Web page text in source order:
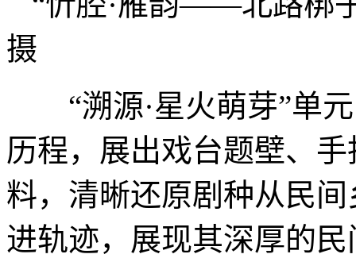
摄
“溯源·星火萌芽”单元
历程，展出戏台题壁、
料，清晰还原剧种从民
进轨迹，展现其深厚的